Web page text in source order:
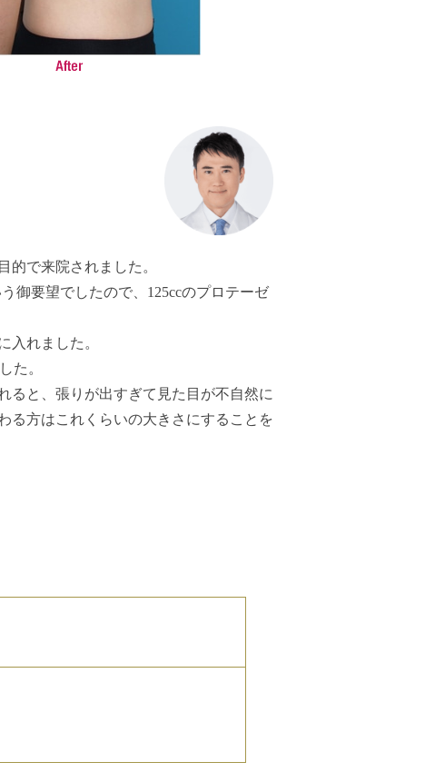
的で来院されました。
御要望でしたので、125ccのプロテーゼ
入れました。
た。
ると、張りが出すぎて見た目が不自然に
る方はこれくらいの大きさにすることを